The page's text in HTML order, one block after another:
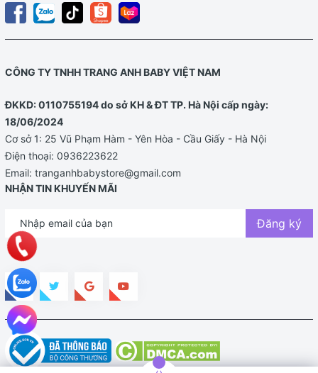
CÔNG TY TNHH TRANG ANH BABY VIỆT NAM
ĐKKD: 0110755194 do sở KH & ĐT TP. Hà Nội cấp ngày:
18/06/2024
Cơ sở 1: 25 Vũ Phạm Hàm - Yên Hòa - Cầu Giấy - Hà Nội
Điện thoại: 0936223622
Email: tranganhbabystore@gmail.com
NHẬN TIN KHUYẾN MÃI
Đăng ký